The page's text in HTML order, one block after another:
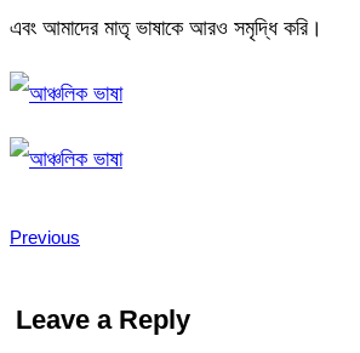
এবং আমাদের মাতৃ ভাষাকে আরও সমৃদ্ধি করি।
Previous
Leave a Reply